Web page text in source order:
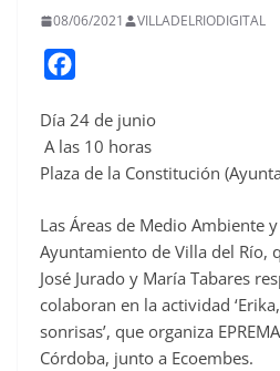
08/06/2021 VILLADELRIODIGITAL
c
e
o
o
k
Día 24 de junio
A las 10 horas
Plaza de la Constitución
Las Áreas de Medio Ambiente
Ayuntamiento de Villa del Río,
José Jurado y María Tabares
colaboran en la actividad
sonrisas’, que organiza
Córdoba, junto a Ecoembes.